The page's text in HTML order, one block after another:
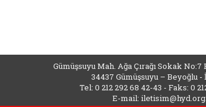
Gümüşsuyu Mah. Ağa Çırağı Sokak
34437 Gümüşsuyu – Beyoğlu -
Tel: 0 212 292 68 42-43 - Faks: 0
E-mail: